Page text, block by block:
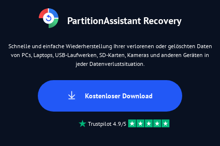
PartitionAssistant Recovery
Schnelle und einfache Wiederherstellung Ihrer verlorenen oder gelöschten Daten
von PCs, Laptops, USB-Laufwerken, SD-Karten, Kameras und anderen Geräten in
jeder Datenverlustsituation.
Kostenloser Download
Trustpilot 4.9/5